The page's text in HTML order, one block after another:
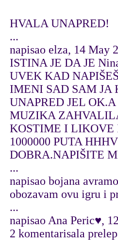
HVALA UNAPRED!
...
napisao elza, 14 May
ISTINA JE DA JE
UVEK KAD
IMENI SAD SAM JA
UNAPRED JEL
MUZIKA
KOSTIME I LIKOVE
1000000 PUTA
DOBRA.NAPIŠITE
...
napisao bojana
obozavam ovu igru i
...
napisao Ana Peric♥,
2 komentarisala